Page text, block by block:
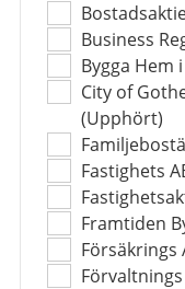
Business
Bygga Hem
City of
(Upphört)
Fastighets
Framtiden
Försäkrings